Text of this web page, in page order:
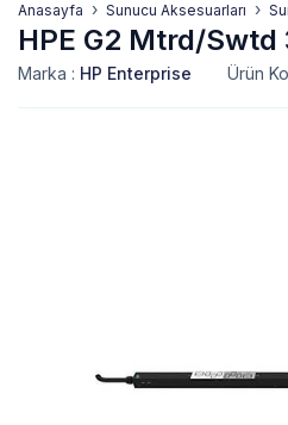
Anasayfa Sunucu Aksesuarları
HPE G2 Mtrd/Swtd
Marka : HP Enterprise Ürün